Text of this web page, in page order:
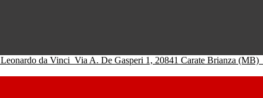
da Vinci Via A. De Gasperi 1, 20841 Carate Brianza (MB)